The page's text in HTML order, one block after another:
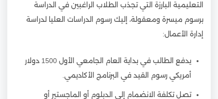
التعليمية البارزة التي تجذب الطلاب الراغبين في الدراسة
برسوم ميسرة ومعقولة، إليك رسوم الدراسات العليا لدراسة
إدارة الأعمال:
يدفع الطالب في بداية العام الجامعي الأول 1500 دولار
أمريكي رسوم القيد في البرنامج الأكاديمي.
تصل تكلفة الانضمام إلى الدبلوم أو الماجستير أو